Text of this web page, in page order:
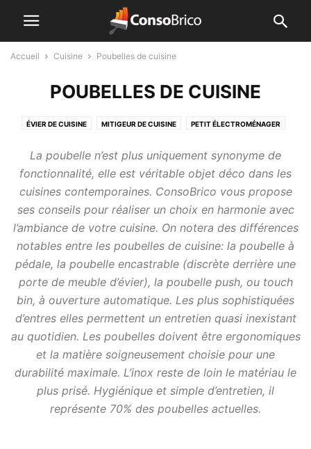
Accueil Cuisine Poubelles de cuisine
POUBELLES DE CUISINE
ÉVIER DE CUISINE MITIGEUR DE CUISINE PETIT ÉLECTROMÉNAGER
La poubelle n’est plus uniquement synonyme de
fonctionnalité, elle est véritable objet déco dans les
cuisines contemporaines. ConsoBrico vous propose
ses conseils pour réaliser un choix en harmonie avec
l’ambiance de votre cuisine. On notera des différences
notables entre les poubelles de cuisine: la poubelle à
pédale, la poubelle encastrable (discrète derrière une
porte de meuble d’évier), la poubelle push, ou touch
bin, à ouverture automatique. Les plus sophistiquées
d’entres elles permettent un entretien quasi inexistant
au quotidien. Les poubelles doivent être ergonomiques
et la matière soigneusement choisie pour une
durabilité maximale. L’inox reste de loin le matériau le
plus prisé. Hygiénique et simple d’entretien, il
représente 70% des poubelles actuelles.